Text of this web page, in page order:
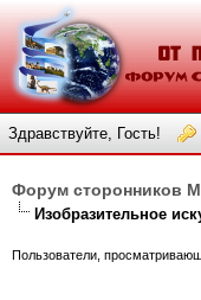
Здравствуйте, Гость!
Форум сторонников
Изобразительное
Пользователи,